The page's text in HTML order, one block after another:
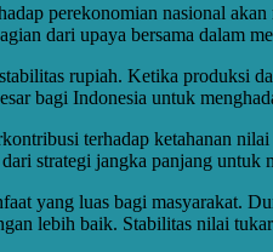
perekonomian nasional
dari upaya bersama dalam
rupiah. Ketika produksi
bagi Indonesia untuk
terhadap ketahanan
strategi jangka panjang untuk
yang luas bagi masyarakat.
lebih baik. Stabilitas nilai